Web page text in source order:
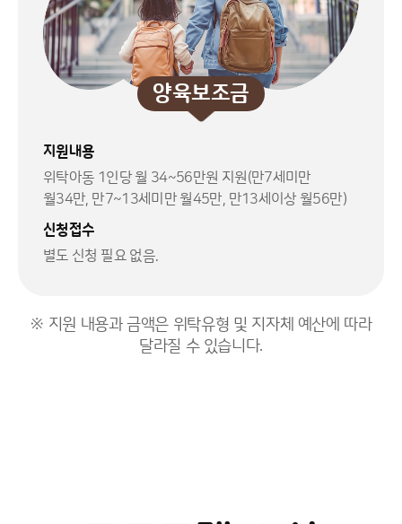
양육보조금
지원내용
위탁아동 1인당 월 34~56만원 지원(만7세미만
월34만, 만7~13세미만 월45만, 만13세이상 월56만)
신청접수
별도 신청 필요 없음.
※ 지원 내용과 금액은 위탁유형 및 지자체 예산에 따라
달라질 수 있습니다.